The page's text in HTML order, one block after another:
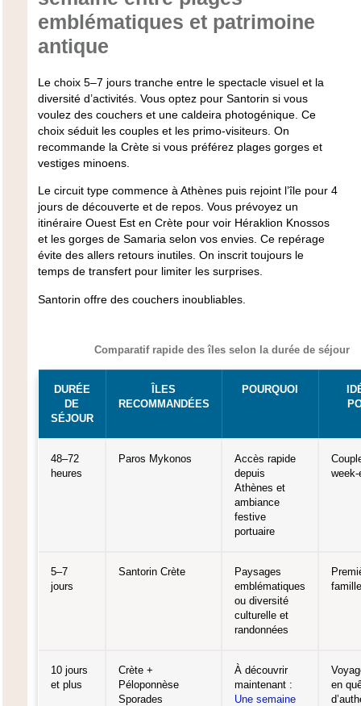
emblématiques et patrimoine
antique
Le choix 5–7 jours tranche entre le spectacle visuel et la
diversité d’activités. Vous optez pour Santorin si vous
voulez des couchers et une caldeira photogénique. Ce
choix séduit les couples et les primo-visiteurs. On
recommande la Crète si vous préférez plages gorges et
vestiges minoens.
Le circuit type commence à Athènes puis rejoint l’île pour 4
jours de découverte et de repos. Vous prévoyez un
itinéraire Ouest Est en Crète pour voir Héraklion Knossos
et les gorges de Samaria selon vos envies. Ce repérage
évite des allers retours inutiles. On inscrit toujours le
temps de transfert pour limiter les surprises.
Santorin offre des couchers inoubliables.
Comparatif rapide des îles selon la durée de séjour
DURÉE
DE
SÉJOUR
ÎLES
RECOMMANDÉES
POURQUOI
48–72
heures
Paros Mykonos
Accès rapide
depuis
Athènes et
ambiance
festive
portuaire
week-
5–7
jours
Santorin Crète
Paysages
emblématiques
ou diversité
culturelle et
randonnées
10 jours
et plus
Crète +
Péloponnèse
Sporades
À découvrir
maintenant :
Une semaine
en